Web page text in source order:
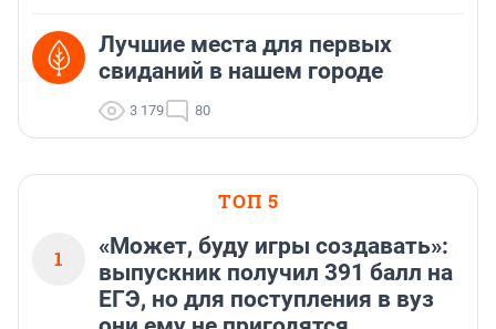
Лучшие места для первых
свиданий в нашем городе
3 179 80
ТОП 5
1
«Может, буду игры создавать»:
выпускник получил 391 балл на
ЕГЭ, но для поступления в вуз